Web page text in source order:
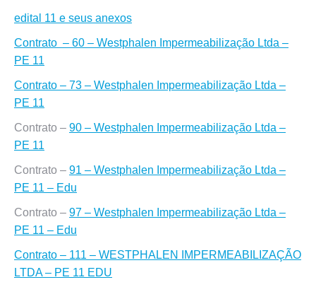
edital 11 e seus anexos
Contrato – 60 – Westphalen Impermeabilização Ltda –
PE 11
Contrato – 73 – Westphalen Impermeabilização Ltda –
PE 11
Contrato – 90 – Westphalen Impermeabilização Ltda –
PE 11
Contrato – 91 – Westphalen Impermeabilização Ltda –
PE 11 – Edu
Contrato – 97 – Westphalen Impermeabilização Ltda –
PE 11 – Edu
Contrato – 111 – WESTPHALEN IMPERMEABILIZAÇÃO
LTDA – PE 11 EDU